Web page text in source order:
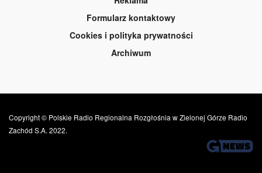
Formularz kontaktowy
Cookies i polityka prywatności
Archiwum
Copyright © Polskie Radio Regionalna Rozgłośnia w Zielonej Górze Radio
Zachód S.A. 2022.